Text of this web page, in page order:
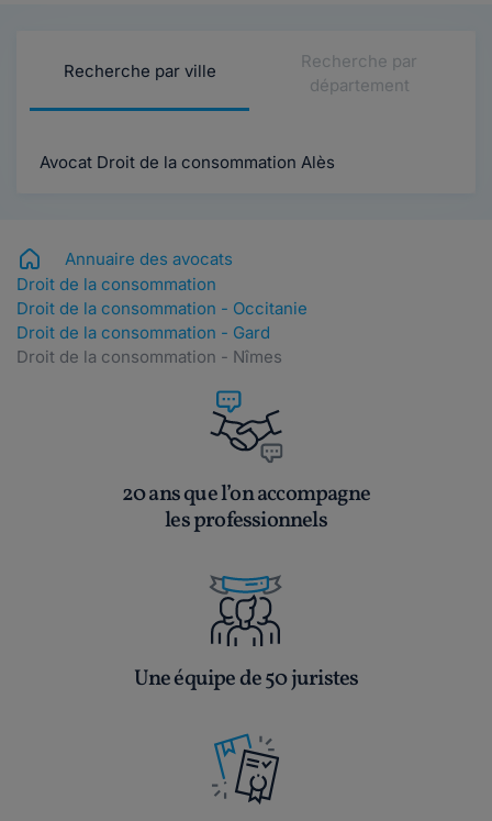
Recherche par ville
Recherche par
département
Avocat Droit de la consommation Alès
Annuaire des avocats
Droit de la consommation
Droit de la consommation - Occitanie
Droit de la consommation - Gard
Droit de la consommation - Nîmes
20 ans que l’on accompagne
les professionnels
Une équipe de 50 juristes